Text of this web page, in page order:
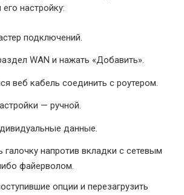
настройку:
подключений.
WAN и нажать «Добавить».
веб кабель соединить с роутером.
— ручной.
данные.
галочку напротив вкладки с сетевым
файерволом.
опции и перезагрузить